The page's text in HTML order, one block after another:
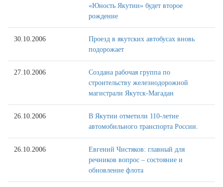
«Юность Якутии» будет второе
рождение
30.10.2006
Проезд в якутских автобусах вновь
подорожает
27.10.2006
Создана рабочая группа по
строительству железнодорожной
магистрали Якутск-Магадан
26.10.2006
В Якутии отметили 110-летие
автомобильного транспорта России.
26.10.2006
Евгений Чистяков: главный для
речников вопрос – состояние и
обновление флота